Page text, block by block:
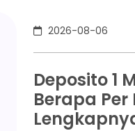
yang lain
sepenuhnya
diperkenalkan
whitepaper yang
Nakamoto pada
jaringannya baru
2026-08-06
Deposito 1
Berapa Per